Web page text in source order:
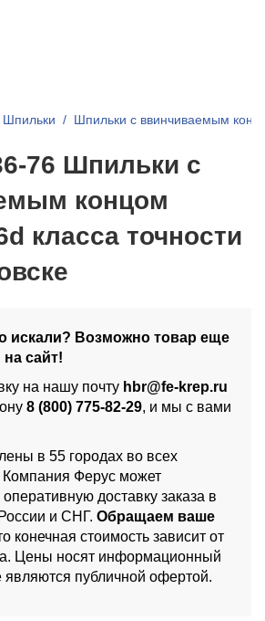
Шпильки Шпильки с ввинчиваемым
76 Шпильки с
концом
класса точности
искали? Возможно товар еще
сайт!
на нашу почту hbr@fe-krep.ru
8 (800) 775-82-29, и мы с вами
в 55 городах во всех
Компания Ферус может
оперативную доставку заказа в
и СНГ. Обращаем ваше
конечная стоимость зависит от
Цены носят информационный
являются публичной офертой.